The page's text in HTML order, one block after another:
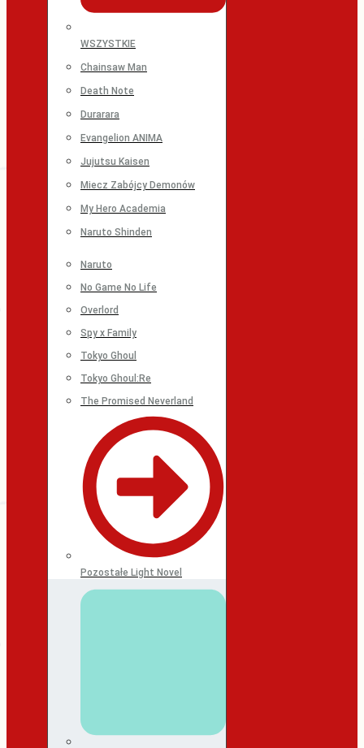
WSZYSTKIE
Chainsaw Man
Death Note
Durarara
Evangelion ANIMA
Jujutsu Kaisen
Miecz Zabójcy Demonów
My Hero Academia
Naruto Shinden
Naruto
No Game No Life
Overlord
Spy x Family
Tokyo Ghoul
Tokyo Ghoul:Re
The Promised Neverland
Pozostałe Light Novel